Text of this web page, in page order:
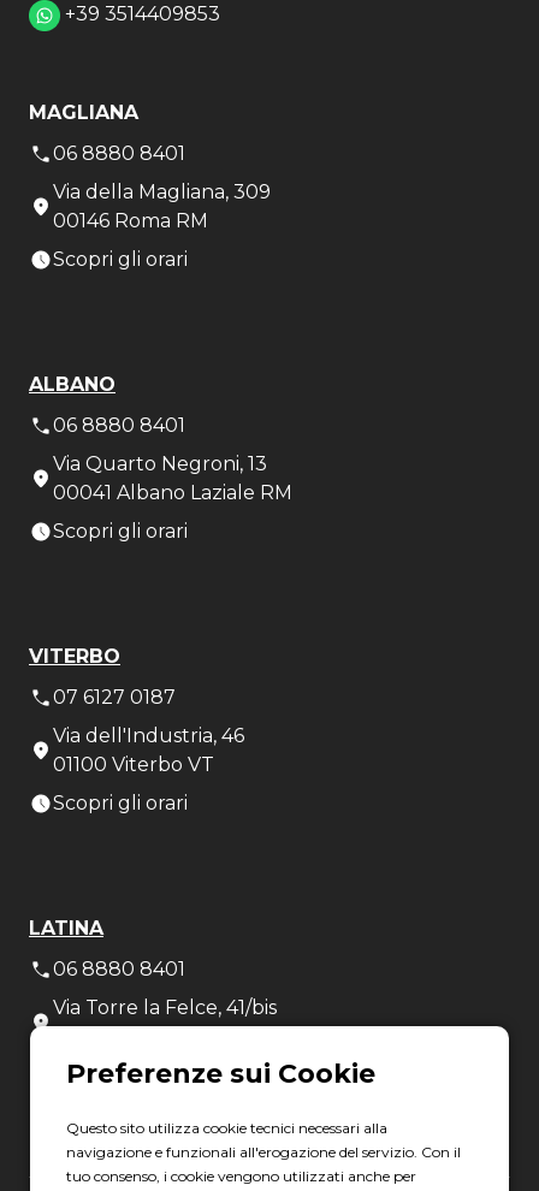
+39 3514409853
MAGLIANA
06 8880 8401
Via della Magliana, 309
00146 Roma RM
Scopri gli orari
ALBANO
06 8880 8401
Via Quarto Negroni, 13
00041 Albano Laziale RM
Scopri gli orari
VITERBO
07 6127 0187
Via dell'Industria, 46
01100 Viterbo VT
Scopri gli orari
LATINA
06 8880 8401
Via Torre la Felce, 41/bis
Scopri gli orari
Questo sito utilizza cookie tecnici necessari alla
navigazione e funzionali all'erogazione del servizio. Con il
tuo consenso, i cookie vengono utilizzati anche per